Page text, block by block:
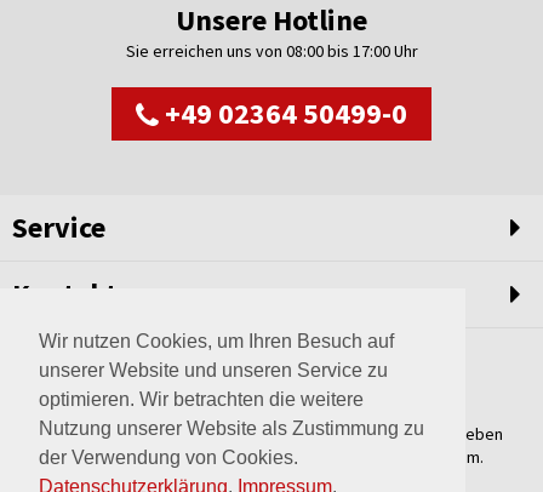
Wir nutzen Cookies, um Ihren Besuch auf
unserer Website und unseren Service zu
optimieren. Wir betrachten die weitere
Nutzung unserer Website als Zustimmung zu
der Verwendung von Cookies.
Datenschutzerklärung. Impressum.
Unsere Hotline
Sie erreichen uns von 08:00 bis 17:00 Uhr
+49 02364 50499-0
Service
Kontakt
Weltweit setzen wir unsere Erfahrungswerte und unser Streben
nach innovativen Lösungen in unvergleichliche Anlagen um.
Erfahren Sie mehr über uns.